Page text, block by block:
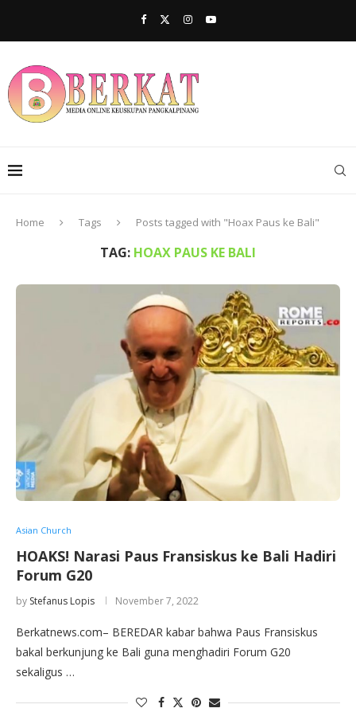
Home Tags Posts tagged with "Hoax Paus ke Bali"
TAG: HOAX PAUS KE BALI
Asian Church
HOAKS! Narasi Paus Fransiskus ke Bali Hadiri
Forum G20
by Stefanus Lopis November 7, 2022
Berkatnews.com– BEREDAR kabar bahwa Paus Fransiskus
bakal berkunjung ke Bali guna menghadiri Forum G20
sekaligus …